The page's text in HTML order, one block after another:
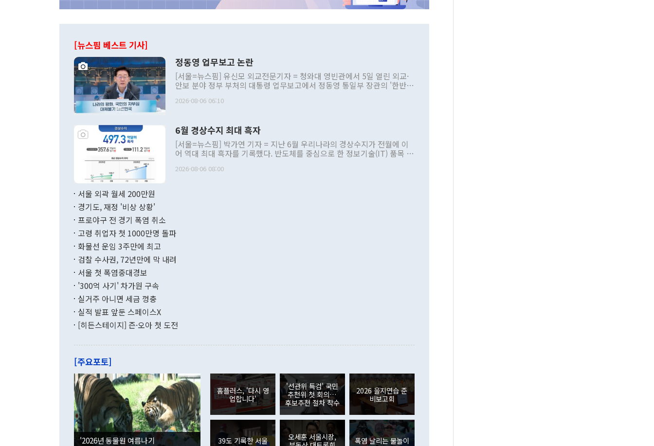
[뉴스핌 베스트 기사]
정동영 업무보고 논란
[서울=뉴스핌] 유신모 외교전문기자 = 청와대 영빈관에서 5일 열린 외교·
안보 분야 정부 부처의 대통령 업무보고에서 정동영 통일부 장관의 '한반도
발언 중에는 정부 내 조율을 거치지 않은 사안을 정책으로 추진하겠다고 공
주의적 희망에 근거한 비현실적 구상'이라는 비판을 내놨다. 그동안 정 장
관의 대북 정책 관련 발언이 물의를 빚은 적은 여러 번 있지만 대통령과 유
관 부처 장관이 공개적으로 부정적 입장을 표명한 것은 이례적이다. 정 장
관의 무리한 대북 접근법과 월권을 제어해야 한다는 목소리도 높아지고 있
다. [정동영 통일부 장관이 지난달 23일 오후 서울 종로구 정부서울청사에
무너졌다고도 했다. 또 "현 시점에서 흘러간 선(先)비핵화만 되뇌는 것은
함께 4자 대화의 동력을 확보하기 위해 최선을 다할 것"이라고 말했다. 하
"우리의 선의대로 하는 게 과연 한반도의 평화와 안정에 플러스냐, 결론적
관은 업무보고 사후 브리핑에서 정 장관이 언급한 '4자 회담'에 대해 "이상
이 9월 러시아 블라디보스토크에서 열리는 '동방경제포럼(EEF)'을 언급하
며 "정부 차원에서 (참석을) 검토하고 있다"고 발언한 데 대해서도 조 장관
은 "그것은 외교부의 몫"이라며 "아직 거기까지 진도가 나가지 않았다"고
잘랐다. 정 장관이 이날 소개한 대북 구상과 설명은 정부 내 조율을 거치지
않았다는 점에서 문제가 있다. 특히 주적 표현 대체와 국호 사용, 9·19 군
사합의 복원, 4자회담 추진 등은 통일부 장관이 결정할 사안이 아니어서 월
권이라는 지적이 나오고 있다. 이 대통령은 정 장관의 업무보고를 듣고 난
뒤 "여기 업무보고에 발표했다고 승인난 건 아니다"라고 재차 확인했다. 정
2026-08-06 06:10
6월 경상수지 최대 흑자
[서울=뉴스핌] 박가연 기자 = 지난 6월 우리나라의 경상수지가 전월에 이
어 역대 최대 흑자를 기록했다. 반도체를 중심으로 한 정보기술(IT) 품목 수
료=한국은행] 한국은행이 6일 발표한 '2026년 6월 국제수지(잠정)'에 따르
며 월간 기준 처음으로 1000억달러를 넘어섰다. 상품수입은 644억8000만
196.9% 급증했고 컴퓨터·주변기기(SSD)는 282.7% 증가했다. IT 품목
수출은 160.4% 늘었으며 비IT 품목도 ▲석유제품(47.5%) ▲화공품
기록했지만 지식재산권사용료수지는 전월 흑자에서 4억4000만달러 적자
로 전환됐다. 본원소득수지는 배당소득을 중심으로 32억7000만달러 흑자
는 배당수입이 늘어난 데다 전월 분기배당에 따른 기저효과로 배당지급이
였던 올해 3월(369억9000만달러)을 넘어선 것이다. 직접투자에서는 내국
인의 해외투자가 80억1000만달러, 외국인의 국내투자가 46억3000만달러
각각 증가했다. 증권투자에서는 외국인의 국내 주식 매도세가 이어졌다. 외
국인의 국내 주식 투자는 차익실현 매도 등의 영향으로 316억1000만달러
감소하며 전월(-310억5000만달러)에 이어 역대 최대 순매도 기록을 다시
경신했다. 외국인의 국내 채권투자는 세계국채지수(WGBI) 자금 유입에도
분기 말 만기도래 영향으로 증가 폭이 줄어든 52억9000만달러를 기록했
다. 내국인의 해외 증권투자는 주식을 중심으로 35억6000만달러 증가했
2026-08-06 08:00
서울 외곽 월세 200만원
경기도, 재정 '비상 상황'
프로야구 전 경기 폭염 취소
고령 취업자 첫 1000만명 돌파
화물선 운임 3주만에 최고
검찰 수사권, 72년만에 막 내려
서울 첫 폭염중대경보
'300억 사기' 차가원 구속
실거주 아니면 세금 껑충
실적 발표 앞둔 스페이스X
[히든스테이지] 즌·오아 첫 도전
[주요포토]
'2026년 동물원 여름나기
홈플러스, '다시 영
업합니다'
'선관위 특검' 국민
추천위 첫 회의…
후보추천 절차 착수
2026 을지연습 준
비보고회
39도 기록한 서울
오세훈 서울시장,
폭염 날리는 물놀이